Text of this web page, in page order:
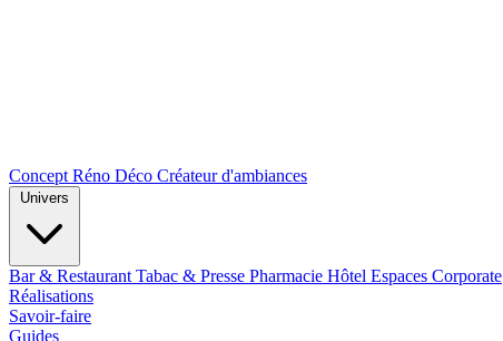
Concept Réno Déco Créateur d'ambiances
Bar & Restaurant Tabac & Presse Pharmacie Hôtel Espaces Corporate
Réalisations
Savoir-faire
Guides